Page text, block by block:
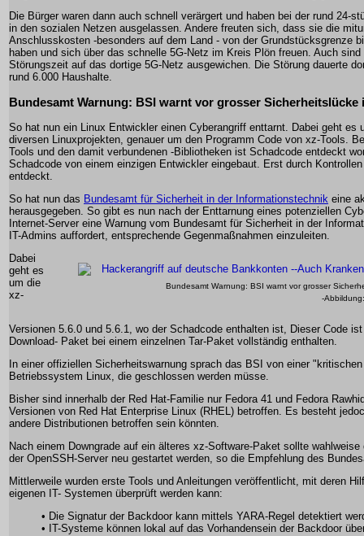
Die Bürger waren dann auch schnell verärgert und haben bei der rund 24-
in den sozialen Netzen ausgelassen. Andere freuten sich, dass sie die
Anschlusskosten -besonders auf dem Land - von der Grundstücksgrenze
haben und sich über das schnelle 5G-Netz im Kreis Plön freuen. Auch
Störungszeit auf das dortige 5G-Netz ausgewichen. Die Störung dauerte
rund 6.000 Haushalte.
Bundesamt Warnung: BSI warnt vor grosser
So hat nun ein Linux Entwickler einen Cyberangriff enttarnt. Dabei geht es
diversen Linuxprojekten, genauer um den Programm Code von xz-Tools.
Tools und den damit verbundenen -Bibliotheken ist Schadcode entdeckt
Schadcode von einem einzigen Entwickler eingebaut. Erst durch
entdeckt.
So hat nun das Bundesamt für Sicherheit in der Informationstechnik eine
herausgegeben. So gibt es nun nach der Enttarnung eines potenziellen
Internet-Server eine Warnung vom Bundesamt für Sicherheit in der
IT-Admins auffordert, entsprechende Gegenmaßnahmen einzuleiten.
Bundesamt Warnung: BSI warnt vor grosser
-
Dabei
geht es
um die
xz-
Versionen 5.6.0 und 5.6.1, wo der Schadcode enthalten ist, Dieser Code
Download- Paket bei einem einzelnen Tar-Paket vollständig enthalten.
In einer offiziellen Sicherheitswarnung sprach das BSI von einer
Betriebssystem Linux, die geschlossen werden müsse.
Bisher sind innerhalb der Red Hat-Familie nur Fedora 41 und Fedora
Versionen von Red Hat Enterprise Linux (RHEL) betroffen. Es besteht
andere Distributionen betroffen sein könnten.
Nach einem Downgrade auf ein älteres xz-Software-Paket sollte
der OpenSSH-Server neu gestartet werden, so die Empfehlung des
Mittlerweile wurden erste Tools und Anleitungen veröffentlicht, mit deren
eigenen IT- Systemen überprüft werden kann:
• Die Signatur der Backdoor kann mittels YARA-Regel detektiert
• IT-Systeme können lokal auf das Vorhandensein der Backdoor